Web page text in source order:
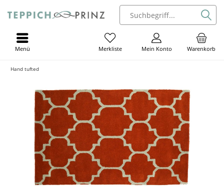
Warenkorb
Mein Konto
Merkliste
Menü
Hand tufted